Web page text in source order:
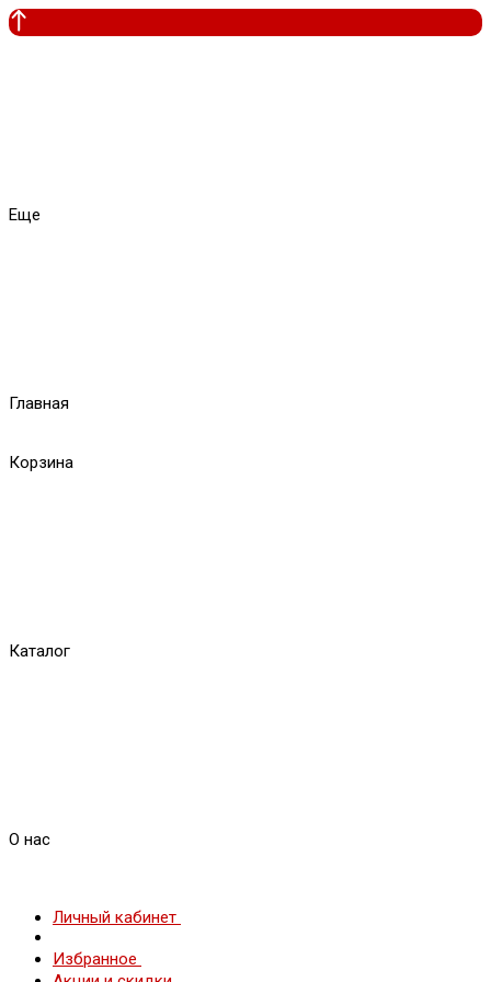
Еще
Главная
Корзина
Каталог
О нас
Личный кабинет
Избранное